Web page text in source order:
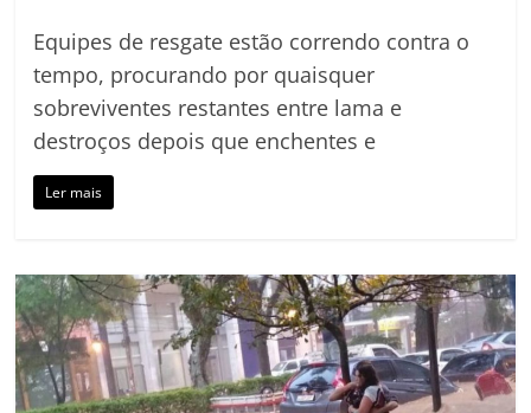
Equipes de resgate estão correndo contra o
tempo, procurando por quaisquer
sobreviventes restantes entre lama e
destroços depois que enchentes e
Ler mais